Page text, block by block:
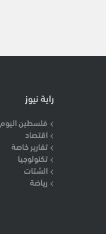
راية نيوز
فلسطين اليوم
اقتصاد
تقارير خاصة
تكنولوجيا
الشتات
رياضة